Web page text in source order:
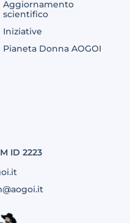
Aggiornamento
scientifico
Iniziative
Pianeta Donna AOGOI
ID 2223